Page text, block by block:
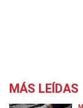
MÁS LEÍDAS